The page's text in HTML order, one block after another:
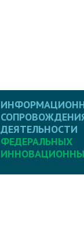
ДЕЯТЕЛЬНОСТИ
ФЕДЕРАЛЬНЫХ